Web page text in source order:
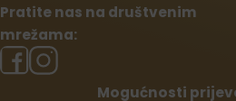
Pratite nas na društvenim
mrežama:
Mogućnosti